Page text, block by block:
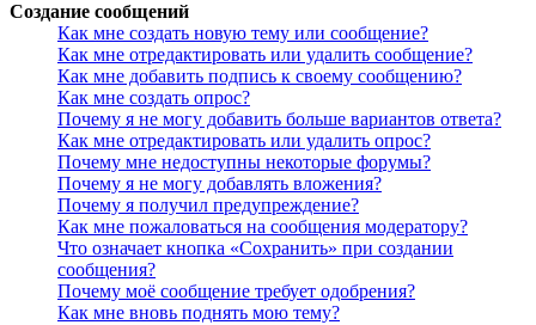
Создание сообщений
Как мне создать новую тему или сообщение?
Как мне отредактировать или удалить сообщение?
Как мне добавить подпись к своему сообщению?
Как мне создать опрос?
Почему я не могу добавить больше вариантов ответа?
Как мне отредактировать или удалить опрос?
Почему мне недоступны некоторые форумы?
Почему я не могу добавлять вложения?
Почему я получил предупреждение?
Как мне пожаловаться на сообщения модератору?
Что означает кнопка «Сохранить» при создании
сообщения?
Почему моё сообщение требует одобрения?
Как мне вновь поднять мою тему?